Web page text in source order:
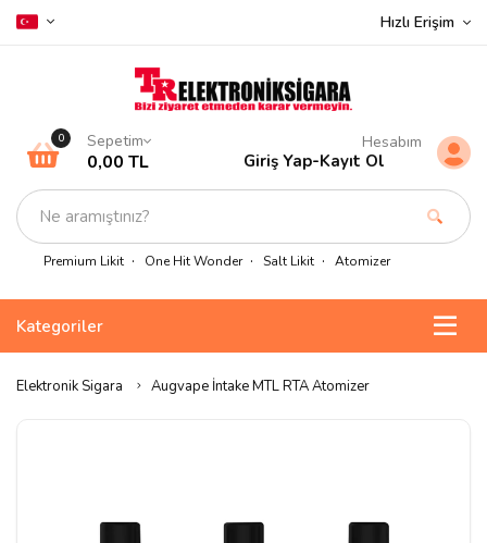
Hızlı Erişim
Premium Likit One Hit Wonder Salt Likit Atomizer
0 Sepetim
0,00 TL
Hesabım
Giriş Yap-Kayıt Ol
Kategoriler
Elektronik Sigara Augvape İntake MTL RTA Atomizer